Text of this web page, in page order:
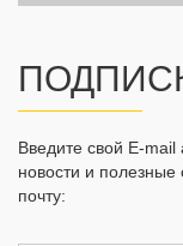
Введите свой E-
новости и полезные
почту: